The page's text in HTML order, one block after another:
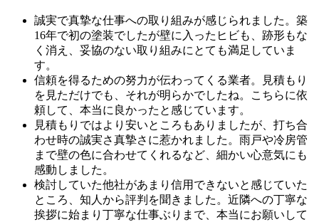
誠実で真摯な仕事への取り組みが感じられました。築
16年で初の塗装でしたが壁に入ったヒビも、跡形もな
く消え、妥協のない取り組みにとても満足していま
す。
信頼を得るための努力が伝わってくる業者。見積もり
を見ただけでも、それが明らかでしたね。こちらに依
頼して、本当に良かったと感じています。
見積もりではより安いところもありましたが、打ち合
わせ時の誠実さ真摯さに惹かれました。雨戸や冷房管
まで壁の色に合わせてくれるなど、細かい心意気にも
感動しました。
検討していた他社があまり信用できないと感じていた
ところ、知人から評判を聞きました。近隣への丁寧な
挨拶に始まり丁寧な仕事ぶりまで、本当にお願いして